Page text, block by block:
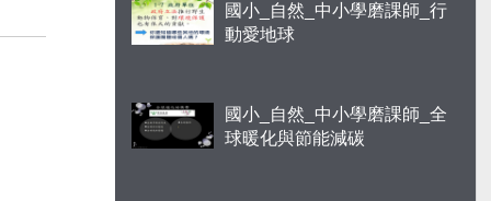
國小_自然_中小學磨課師_行
動愛地球
國小_自然_中小學磨課師_全
球暖化與節能減碳